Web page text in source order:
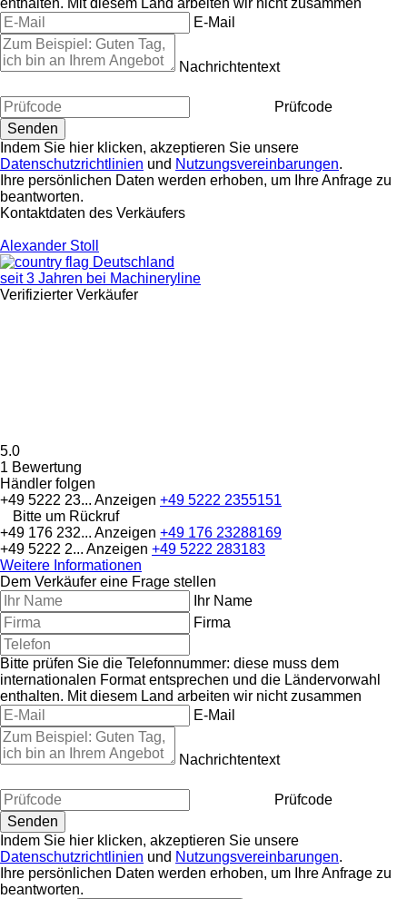
E-Mail
Nachrichtentext
Prüfcode
Indem Sie hier klicken, akzeptieren Sie unsere
Datenschutzrichtlinien und Nutzungsvereinbarungen.
Ihre persönlichen Daten werden erhoben, um Ihre Anfrage zu
beantworten.
Kontaktdaten des Verkäufers
Alexander Stoll
Deutschland
seit 3 Jahren bei Machineryline
Verifizierter Verkäufer
5.0
1 Bewertung
Händler folgen
+49 5222 23... Anzeigen +49 5222 2355151
Bitte um Rückruf
+49 176 232... Anzeigen +49 176 23288169
+49 5222 2... Anzeigen +49 5222 283183
Weitere Informationen
Dem Verkäufer eine Frage stellen
Ihr Name
Firma
Bitte prüfen Sie die Telefonnummer: diese muss dem
internationalen Format entsprechen und die Ländervorwahl
enthalten. Mit diesem Land arbeiten wir nicht zusammen
E-Mail
Nachrichtentext
Prüfcode
Indem Sie hier klicken, akzeptieren Sie unsere
Datenschutzrichtlinien und Nutzungsvereinbarungen.
Ihre persönlichen Daten werden erhoben, um Ihre Anfrage zu
beantworten.